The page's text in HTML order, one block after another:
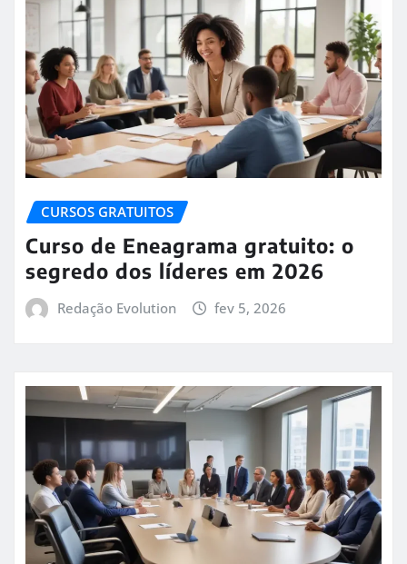
CURSOS GRATUITOS
Curso de Eneagrama gratuito: o
segredo dos líderes em 2026
Redação Evolution fev 5, 2026